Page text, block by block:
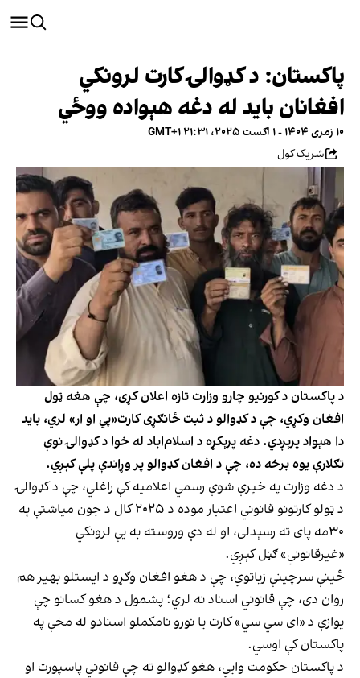
پاکستان: د کډوالۍ کارت لرونکي
افغانان باید له دغه هېواده ووځي
۱۰ زمری ۱۴۰۴ - ۱ اګست ۲۰۲۵، ۲۱:۳۱ GMT+۱
شریک کول
د پاکستان د کورنیو چارو وزارت تازه اعلان کړی، چې هغه ټول
افغان وکړي، چې د کډوالو د ثبت ځانګړی کارت«پي او ار» لري، باید
دا هېواد پرېږدي. دغه پرېکړه د اسلام‌اباد له خوا د کډوالۍ نوې
تګلارې یوه برخه ده، چې د افغان کډوالو پر وړاندې پلې کېږي.
د دغه وزارت په خپرې شوې رسمي اعلامیه کې راغلي، چې د کډوالۍ
د ټولو کارتونو قانوني اعتبار موده د ۲۰۲۵ کال د جون میاشتې په
۳۰مه پای ته رسېدلی، او له دې وروسته به یې لرونکي
«غیرقانوني» ګڼل کېږي.
ځینې سرچینې زیاتوي، چې د هغو افغان وګړو د ایستلو بهیر هم
روان دی، چې قانوني اسناد نه لري؛ پشمول د هغو کسانو چې
یوازې د «ای سي سي» کارت یا نورو نامکملو اسنادو له مخې په
پاکستان کې اوسي.
د پاکستان حکومت وايي، هغو کډوالو ته چې قانوني پاسپورت او